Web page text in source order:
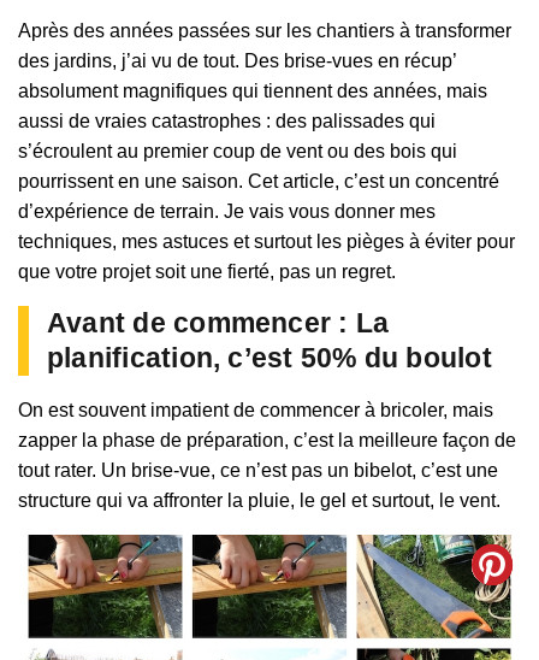
Après des années passées sur les chantiers à transformer
des jardins, j’ai vu de tout. Des brise-vues en récup’
absolument magnifiques qui tiennent des années, mais
aussi de vraies catastrophes : des palissades qui
s’écroulent au premier coup de vent ou des bois qui
pourrissent en une saison. Cet article, c’est un concentré
d’expérience de terrain. Je vais vous donner mes
techniques, mes astuces et surtout les pièges à éviter pour
que votre projet soit une fierté, pas un regret.
Avant de commencer : La
planification, c’est 50% du boulot
On est souvent impatient de commencer à bricoler, mais
zapper la phase de préparation, c’est la meilleure façon de
tout rater. Un brise-vue, ce n’est pas un bibelot, c’est une
structure qui va affronter la pluie, le gel et surtout, le vent.